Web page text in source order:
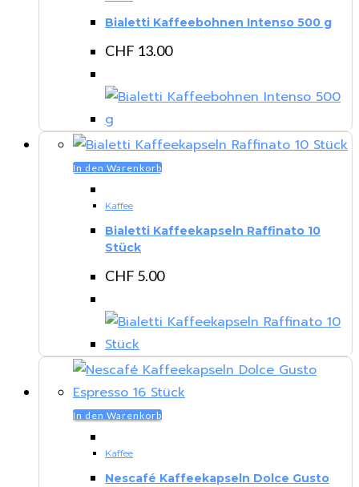
Bialetti Kaffeebohnen Intenso 500 g
CHF 13.00
In den Warenkorb
Kaffee
Bialetti Kaffeekapseln Raffinato 10
Stück
CHF 5.00
In den Warenkorb
Kaffee
Nescafé Kaffeekapseln Dolce Gusto